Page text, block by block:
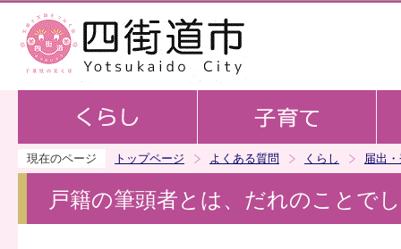
現在のページ トップページ よくある質問 くらし 届出
戸籍の筆頭者とは、だれのことで